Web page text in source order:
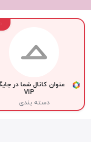
عنوان کانال شما در
VIP
دسته بندی